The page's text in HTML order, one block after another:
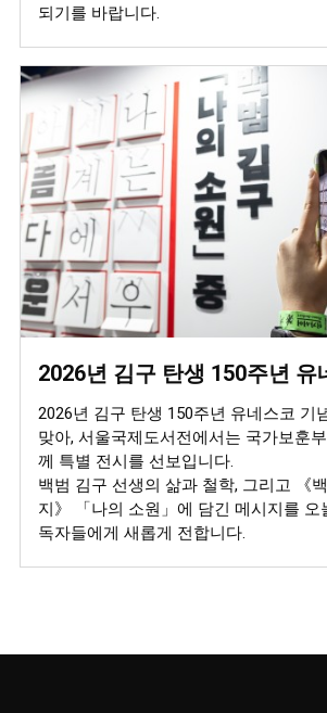
되기를 바랍니다.
2026년 김구 탄생 150주년 유네스코 기
맞아, 서울국제도서전에서는 국가보훈
께 특별 전시를 선보입니다.
백범 김구 선생의 삶과 철학, 그리고 《
지》 「나의 소원」에 담긴 메시지를 오
독자들에게 새롭게 전합니다.